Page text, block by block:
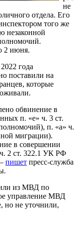
не
отдела. Его
того же
незаконной
2 июня.
года
поставили на
которые
обвинение в
п. «е» ч. 3 ст.
п. «а» ч.
миграции).
в совершении
2 ст. 322.1 УК РФ
пишет пресс-служба
из МВД по
управление МВД
но не уточнили,